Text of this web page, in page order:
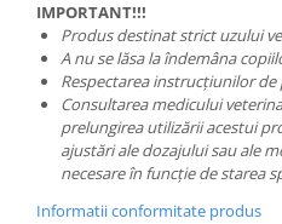
IMPORTANT!!!
Produs destinat strict uzului
A nu se lăsa la îndemâna
Respectarea instrucțiunilor de
Consultarea medicului
prelungirea utilizării acestui
ajustări ale dozajului sau ale
necesare în funcție de starea
Informatii conformitate produs